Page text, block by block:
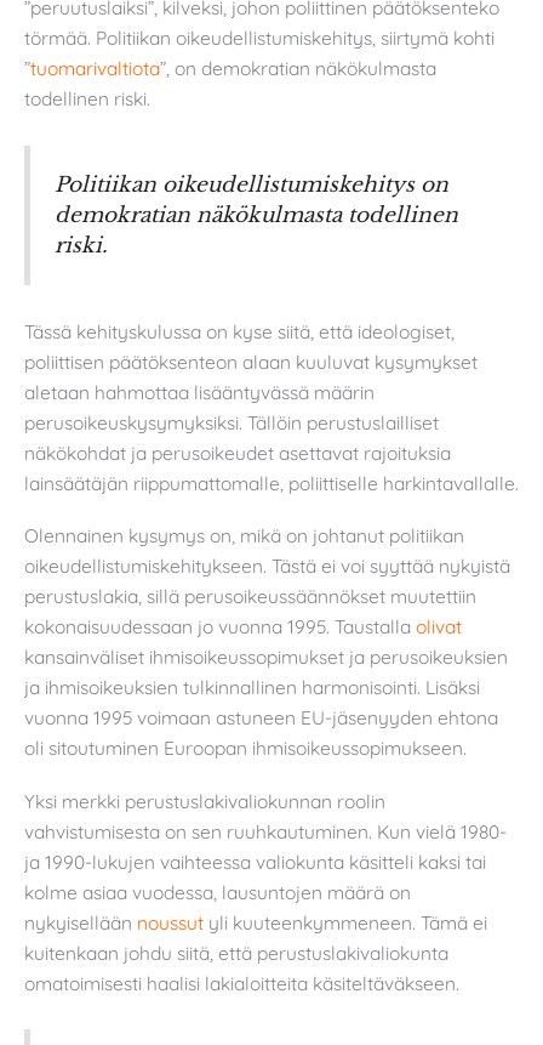
”peruutuslaiksi”, kilveksi, johon poliittinen päätöksenteko
törmää. Politiikan oikeudellistumiskehitys, siirtymä kohti
”tuomarivaltiota”, on demokratian näkökulmasta
todellinen riski.
Politiikan oikeudellistumiskehitys on
demokratian näkökulmasta todellinen
riski.
Tässä kehityskulussa on kyse siitä, että ideologiset,
poliittisen päätöksenteon alaan kuuluvat kysymykset
aletaan hahmottaa lisääntyvässä määrin
perusoikeuskysymyksiksi. Tällöin perustuslailliset
näkökohdat ja perusoikeudet asettavat rajoituksia
lainsäätäjän riippumattomalle, poliittiselle harkintavallalle.
Olennainen kysymys on, mikä on johtanut politiikan
oikeudellistumiskehitykseen. Tästä ei voi syyttää nykyistä
perustuslakia, sillä perusoikeussäännökset muutettiin
kokonaisuudessaan jo vuonna 1995. Taustalla olivat
kansainväliset ihmisoikeussopimukset ja perusoikeuksien
ja ihmisoikeuksien tulkinnallinen harmonisointi. Lisäksi
vuonna 1995 voimaan astuneen EU-jäsenyyden ehtona
oli sitoutuminen Euroopan ihmisoikeussopimukseen.
Yksi merkki perustuslakivaliokunnan roolin
vahvistumisesta on sen ruuhkautuminen. Kun vielä 1980-
ja 1990-lukujen vaihteessa valiokunta käsitteli kaksi tai
kolme asiaa vuodessa, lausuntojen määrä on
nykyisellään noussut yli kuuteenkymmeneen. Tämä ei
kuitenkaan johdu siitä, että perustuslakivaliokunta
omatoimisesti haalisi lakialoitteita käsiteltäväkseen.